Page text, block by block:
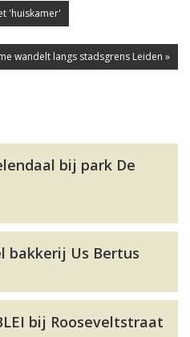
'huiskamer'
wandelt langs stadsgrens Leiden »
bij park De
bakkerij Us Bertus
bij Rooseveltstraat